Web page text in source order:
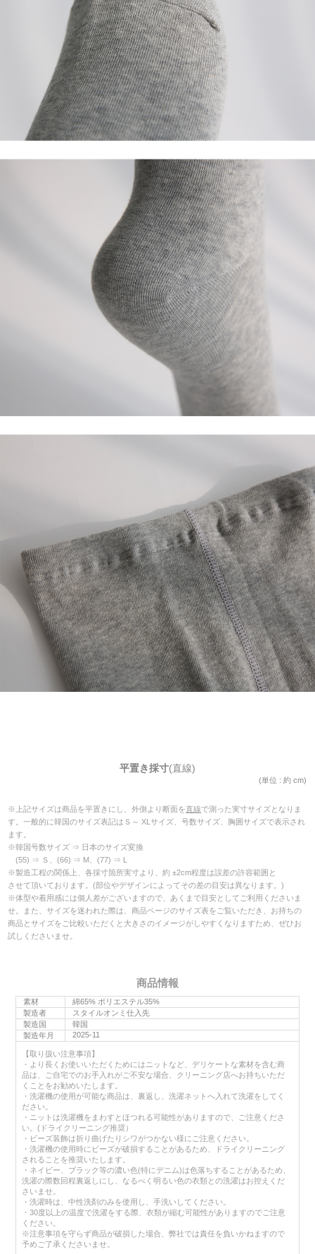
平置き採寸(直線)
(単位 : 約 cm)
※上記サイズは商品を平置きにし、外側より断面を直線で測った実寸サイズとなりま
す。一般的に韓国のサイズ表記はＳ～ XLサイズ、号数サイズ、胸囲サイズで表示され
ます。
※韓国号数サイズ ⇒ 日本のサイズ変換
(55) ⇒ Ｓ、(66) ⇒ M、(77) ⇒ L
※製造工程の関係上、各採寸箇所実寸より、約 ±2cm程度は誤差の許容範囲と
させて頂いております。(部位やデザインによってその差の目安は異なります。)
※体型や着用感には個人差がございますので、あくまで目安としてご利用くださいま
せ。また、サイズを迷われた際は、商品ページのサイズ表をご覧いただき、お持ちの
商品とサイズをご比較いただくと大きさのイメージがしやすくなりますため、ぜひお
試しくださいませ。
商品情報
素材
綿65% ポリエステル35%
製造者
スタイルオンミ仕入先
製造国
韓国
製造年月
2025-11
【取り扱い注意事項】
・より長くお使いいただくためにはニットなど、デリケートな素材を含む商
品は、ご自宅でのお手入れがご不安な場合、クリーニング店へお持ちいただ
くことをお勧めいたします。
・洗濯機の使用が可能な商品は、裏返し、洗濯ネットへ入れて洗濯をしてく
ださい。
・ニットは洗濯機をまわすとほつれる可能性がありますので、ご注意くださ
い。(ドライクリーニング推奨）
・ビーズ装飾は折り曲げたりシワがつかない様にご注意ください。
・洗濯機の使用時にビーズが破損することがあるため、ドライクリーニング
されることを推奨いたします。
・ネイビー、ブラック等の濃い色(特にデニム)は色落ちすることがあるため、
洗濯の際数回程裏返しにし、なるべく明るい色の衣類との洗濯はお控えくだ
さいませ。
・洗濯時は、中性洗剤のみを使用し、手洗いしてください。
・30度以上の温度で洗濯をする際、衣類が縮む可能性がありますのでご注意
ください。
※注意事項を守らず商品が破損した場合、弊社では責任を負いかねますので
予めご了承くださいませ。